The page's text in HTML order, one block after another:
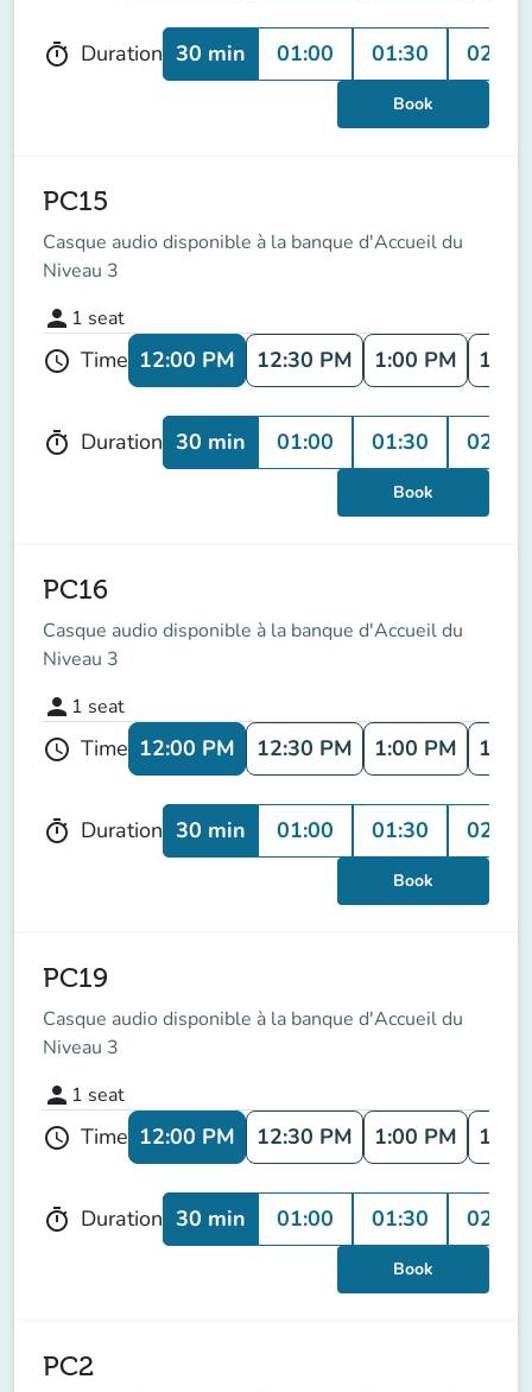
timer Duration 30 min 01:00 01:30 02:00
Book
PC15
Casque audio disponible à la banque d'Accueil du
Niveau 3
person 1 seat
schedule Time 12:00 PM 12:30 PM 1:00 PM 1:30
timer Duration 30 min 01:00 01:30 02:00
Book
PC16
Casque audio disponible à la banque d'Accueil du
Niveau 3
person 1 seat
schedule Time 12:00 PM 12:30 PM 1:00 PM 1:30
timer Duration 30 min 01:00 01:30 02:00
Book
PC19
Casque audio disponible à la banque d'Accueil du
Niveau 3
person 1 seat
schedule Time 12:00 PM 12:30 PM 1:00 PM 1:30
timer Duration 30 min 01:00 01:30 02:00
Book
PC2